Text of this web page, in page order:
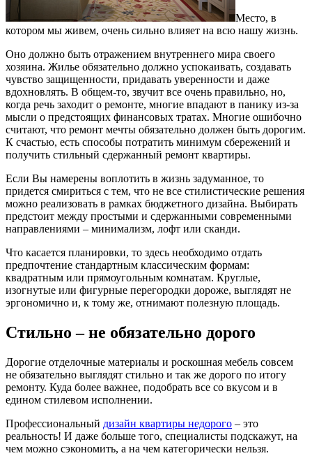
Место, в
котором мы живем, очень сильно влияет на всю нашу жизнь.
Оно должно быть отражением внутреннего мира своего
хозяина. Жилье обязательно должно успокаивать, создавать
чувство защищенности, придавать уверенности и даже
вдохновлять. В общем-то, звучит все очень правильно, но,
когда речь заходит о ремонте, многие впадают в панику из-за
мысли о предстоящих финансовых тратах. Многие ошибочно
считают, что ремонт мечты обязательно должен быть дорогим.
К счастью, есть способы потратить минимум сбережений и
получить стильный сдержанный ремонт квартиры.
Если Вы намерены воплотить в жизнь задуманное, то
придется смириться с тем, что не все стилистические решения
можно реализовать в рамках бюджетного дизайна. Выбирать
предстоит между простыми и сдержанными современными
направлениями – минимализм, лофт или сканди.
Что касается планировки, то здесь необходимо отдать
предпочтение стандартным классическим формам:
квадратным или прямоугольным комнатам. Круглые,
изогнутые или фигурные перегородки дороже, выглядят не
эргономично и, к тому же, отнимают полезную площадь.
Стильно – не обязательно дорого
Дорогие отделочные материалы и роскошная мебель совсем
не обязательно выглядят стильно и так же дорого по итогу
ремонту. Куда более важнее, подобрать все со вкусом и в
едином стилевом исполнении.
Профессиональный дизайн квартиры недорого – это
реальность! И даже больше того, специалисты подскажут, на
чем можно сэкономить, а на чем категорически нельзя.